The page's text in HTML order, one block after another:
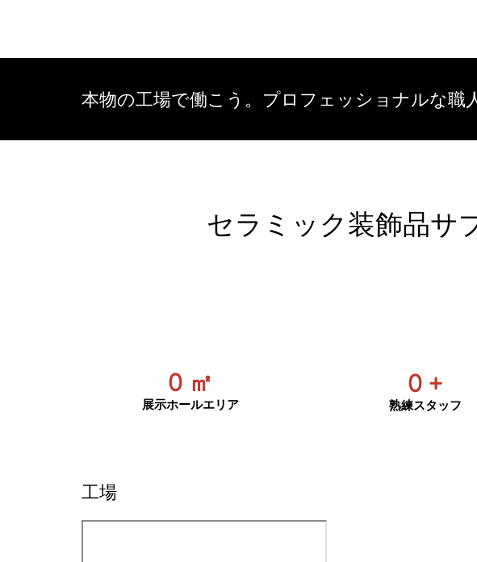
本物の工場で働こう。プロフェッショナルな職
セラミック装飾品サ
0 ㎡
展示ホールエリア
0 +
熟練スタッフ
工場